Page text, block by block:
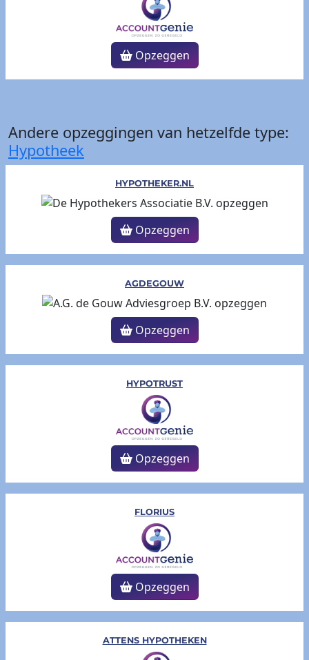
Opzeggen
Andere opzeggingen van hetzelfde type:
Hypotheek
HYPOTHEKER.NL
Opzeggen
AGDEGOUW
Opzeggen
HYPOTRUST
Opzeggen
FLORIUS
Opzeggen
ATTENS HYPOTHEKEN